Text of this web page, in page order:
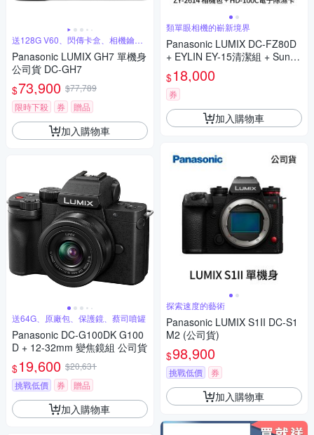
送128G V60、閃傳卡盒、相機鑰匙
圈
Panasonic LUMIX GH7 單機身
公司貨 DC-GH7
$73,900 $77,789
限時下殺
券 贈品
加入購物車
送64G、原廠包、保護鏡、蔡司噴罐
Panasonic DC-G100DK G100
D + 12-32mm 變焦鏡組 公司貨
$19,600 $20,631
挑戰低價
券 贈品
加入購物車
類單眼相機的嶄新境界
Panasonic LUMIX DC-FZ80D
+ EYLIN EY-15清潔組 + SunLi
ght ZY-2614相機包 + EirMai 銳
瑪 HD-100C電子除濕卡 FZ80
D (公司貨)
$18,000
券
加入購物車
探索速度的藝術
Panasonic LUMIX S1II DC-S1
M2 (公司貨)
$98,900
挑戰低價 券
加入購物車